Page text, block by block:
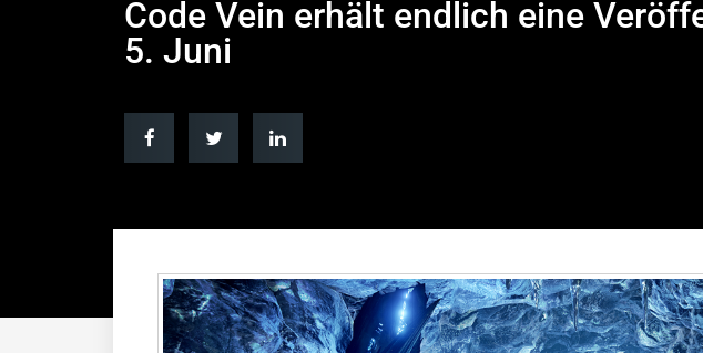
Code Vein erhält endlich eine
5. Juni